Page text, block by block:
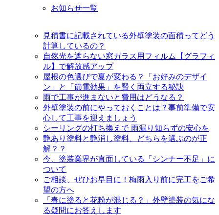
お知らせ一覧
見積書に記載されている外壁塗装の面積ってどう
計算しているの？
自然光を遮らない窓ガラス用フィルム【グラフィ
ル】で解放感アップ
屋根の色選びで夏が変わる？「お好みのデザイ
ン」と「節電効果」を賢く両立する秘訣
雨で工事が進まないと費用はどうなる？
外壁塗装の前にやっておくことは？事前準備で安
心して工事を迎えましょう
シーリングの打ち換えで 雨漏り知らずの安心を
艶あり塗料と艶消し塗料、どちらを選ぶのが正
解？？
今、塗装業界が直面している「シンナー不足」に
ついて
ご相談、ぜひお早目に！梅雨入り前に完工をご希
望の方へ
「春に塗ると花粉が混じる？」外壁塗装の気にな
る疑問にお答えします